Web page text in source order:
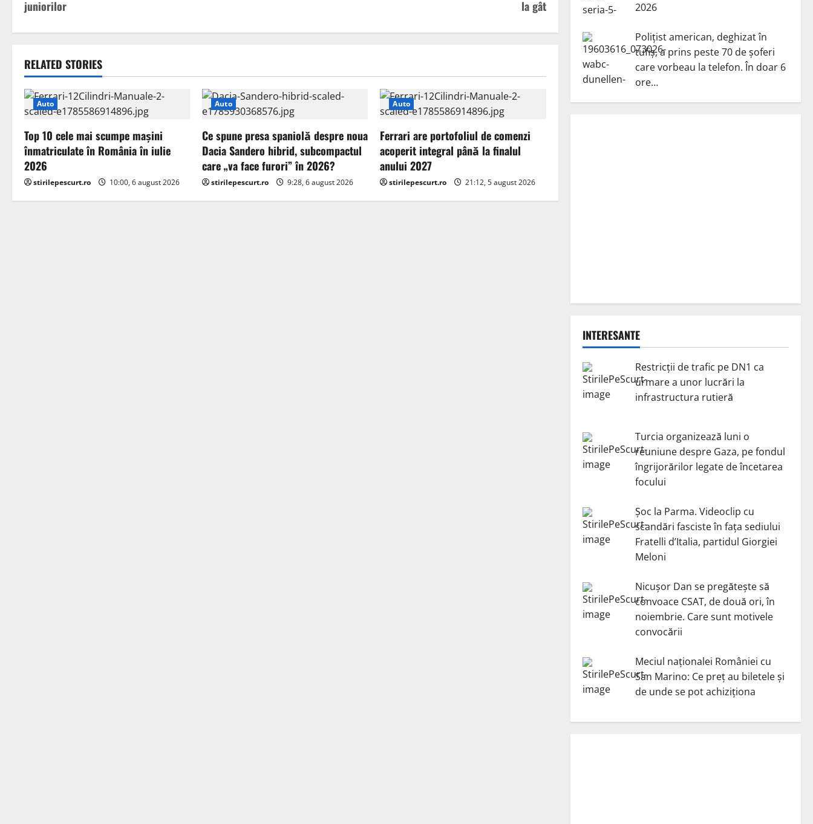
s
n
a
v
i
g
a
juniorilor
la gât
RELATED STORIES
Auto
Top 10 cele mai scumpe mașini
înmatriculate în România în iulie
2026
stirilepescurt.ro 10:00, 6 august 2026
Auto
Ce spune presa spaniolă despre noua
Dacia Sandero hibrid, subcompactul
care „va face furori” în 2026?
stirilepescurt.ro 9:28, 6 august 2026
Auto
Ferrari are portofoliul de comenzi
acoperit integral până la finalul
anului 2027
stirilepescurt.ro 21:12, 5 august 2026
2026
Polițist american, deghizat în
tufiș, a prins peste 70 de șoferi
care vorbeau la telefon. În doar 6
ore…
INTERESANTE
Restricții de trafic pe DN1 ca
urmare a unor lucrări la
infrastructura rutieră
Turcia organizează luni o
reuniune despre Gaza, pe fondul
îngrijorărilor legate de încetarea
focului
Șoc la Parma. Videoclip cu
scandări fasciste în fața sediului
Fratelli d’Italia, partidul Giorgiei
Meloni
Nicuşor Dan se pregăteşte să
convoace CSAT, de două ori, în
noiembrie. Care sunt motivele
convocării
Meciul naționalei României cu
San Marino: Ce preț au biletele și
de unde se pot achiziționa